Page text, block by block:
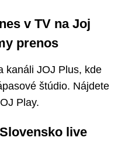
v TV na Joj
prenos
kanáli JOJ Plus, kde
štúdio. Nájdete
Play.
live